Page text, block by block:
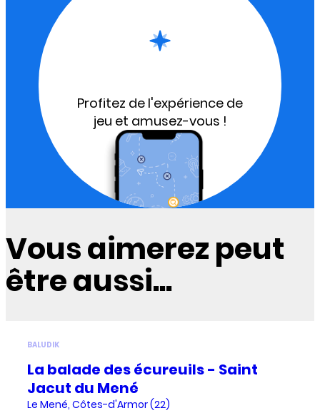
Profitez de l'expérience de
jeu et amusez-vous !
Vous aimerez peut
être aussi...
BALUDIK
La balade des écureuils - Saint
Jacut du Mené
Le Mené, Côtes-d'Armor (22)